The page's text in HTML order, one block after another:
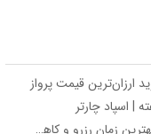
ارزان‌ترین قیمت پرواز
راهنمای خرید بلیط ارزان هواپیما به تفلیس | بهترین زمان رزرو و کاهش هزینه سفر